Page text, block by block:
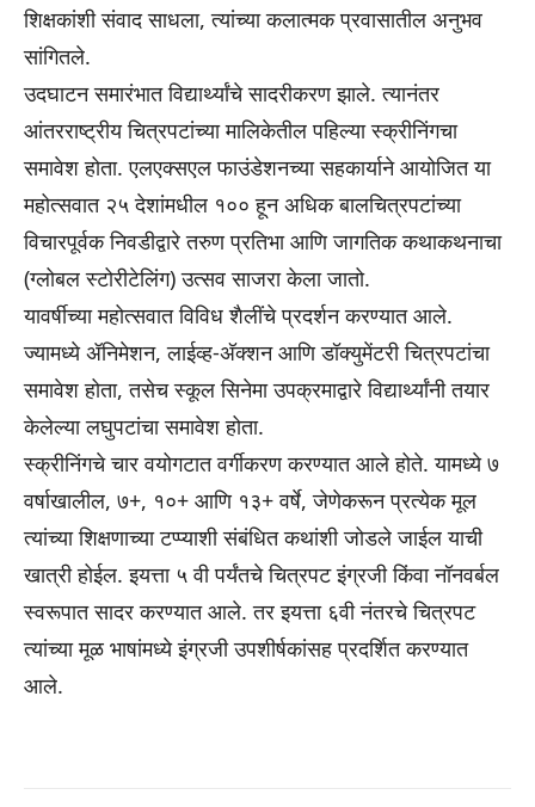
शिक्षकांशी संवाद साधला, त्यांच्या कलात्मक प्रवासातील अनुभव
सांगितले.
उदघाटन समारंभात विद्यार्थ्यांचे सादरीकरण झाले. त्यानंतर
आंतरराष्ट्रीय चित्रपटांच्या मालिकेतील पहिल्या स्क्रीनिंगचा
समावेश होता. एलएक्सएल फाउंडेशनच्या सहकार्याने आयोजित या
महोत्सवात २५ देशांमधील १०० हून अधिक बालचित्रपटांच्या
विचारपूर्वक निवडीद्वारे तरुण प्रतिभा आणि जागतिक कथाकथनाचा
(ग्लोबल स्टोरीटेलिंग) उत्सव साजरा केला जातो.
यावर्षीच्या महोत्सवात विविध शैलींचे प्रदर्शन करण्यात आले.
ज्यामध्ये ॲनिमेशन, लाईव्ह-अ‍ॅक्शन आणि डॉक्युमेंटरी चित्रपटांचा
समावेश होता, तसेच स्कूल सिनेमा उपक्रमाद्वारे विद्यार्थ्यांनी तयार
केलेल्या लघुपटांचा समावेश होता.
स्क्रीनिंगचे चार वयोगटात वर्गीकरण करण्यात आले होते. यामध्ये ७
वर्षाखालील, ७+, १०+ आणि १३+ वर्षे, जेणेकरून प्रत्येक मूल
त्यांच्या शिक्षणाच्या टप्प्याशी संबंधित कथांशी जोडले जाईल याची
खात्री होईल. इयत्ता ५ वी पर्यंतचे चित्रपट इंग्रजी किंवा नॉनवर्बल
स्वरूपात सादर करण्यात आले. तर इयत्ता ६वी नंतरचे चित्रपट
त्यांच्या मूळ भाषांमध्ये इंग्रजी उपशीर्षकांसह प्रदर्शित करण्यात
आले.